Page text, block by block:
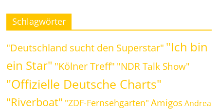
Schlagwörter
"Deutschland sucht den Superstar" "Ich bin
ein Star" "Kölner Treff" "NDR Talk Show"
"Offizielle Deutsche Charts"
"Riverboat" "ZDF-Fernsehgarten" Amigos Andrea